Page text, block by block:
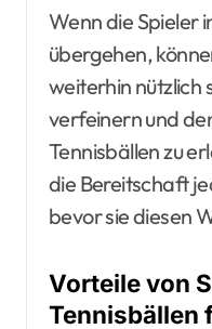
Wenn die Spieler
übergehen,
weiterhin nützlich
verfeinern und
Tennisbällen zu
die Bereitschaft
bevor sie diesen
Vorteile von
Tennisbällen